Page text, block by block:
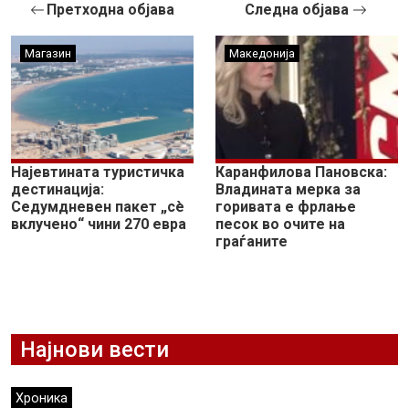
Претходна објава
Магазин
Најевтината туристичка
дестинација:
Седумдневен пакет „сè
вклучено“ чини 270 евра
Следна објава
Македонија
Каранфилова Пановска:
Владината мерка за
горивата е фрлање
песок во очите на
граѓаните
Најнови вести
Хроника